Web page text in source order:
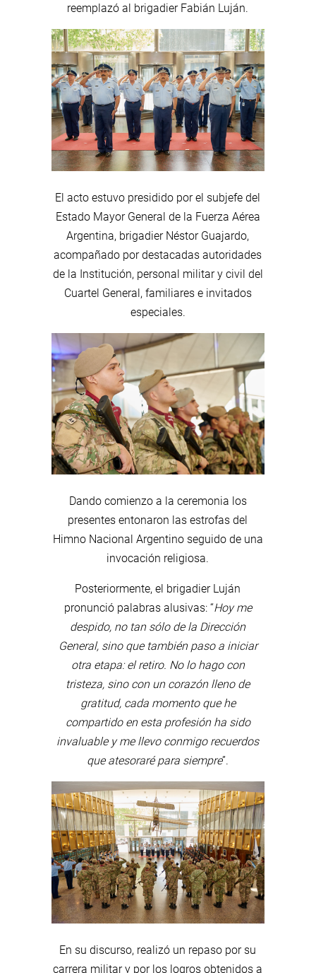
reemplazó al brigadier Fabián Luján.
El acto estuvo presidido por el subjefe del
Estado Mayor General de la Fuerza Aérea
Argentina, brigadier Néstor Guajardo,
acompañado por destacadas autoridades
de la Institución, personal militar y civil del
Cuartel General, familiares e invitados
especiales.
Dando comienzo a la ceremonia los
presentes entonaron las estrofas del
Himno Nacional Argentino seguido de una
invocación religiosa.
Posteriormente, el brigadier Luján
pronunció palabras alusivas: “Hoy me
despido, no tan sólo de la Dirección
General, sino que también paso a iniciar
otra etapa: el retiro. No lo hago con
tristeza, sino con un corazón lleno de
gratitud, cada momento que he
compartido en esta profesión ha sido
invaluable y me llevo conmigo recuerdos
que atesoraré para siempre”.
En su discurso, realizó un repaso por su
carrera militar y por los logros obtenidos a